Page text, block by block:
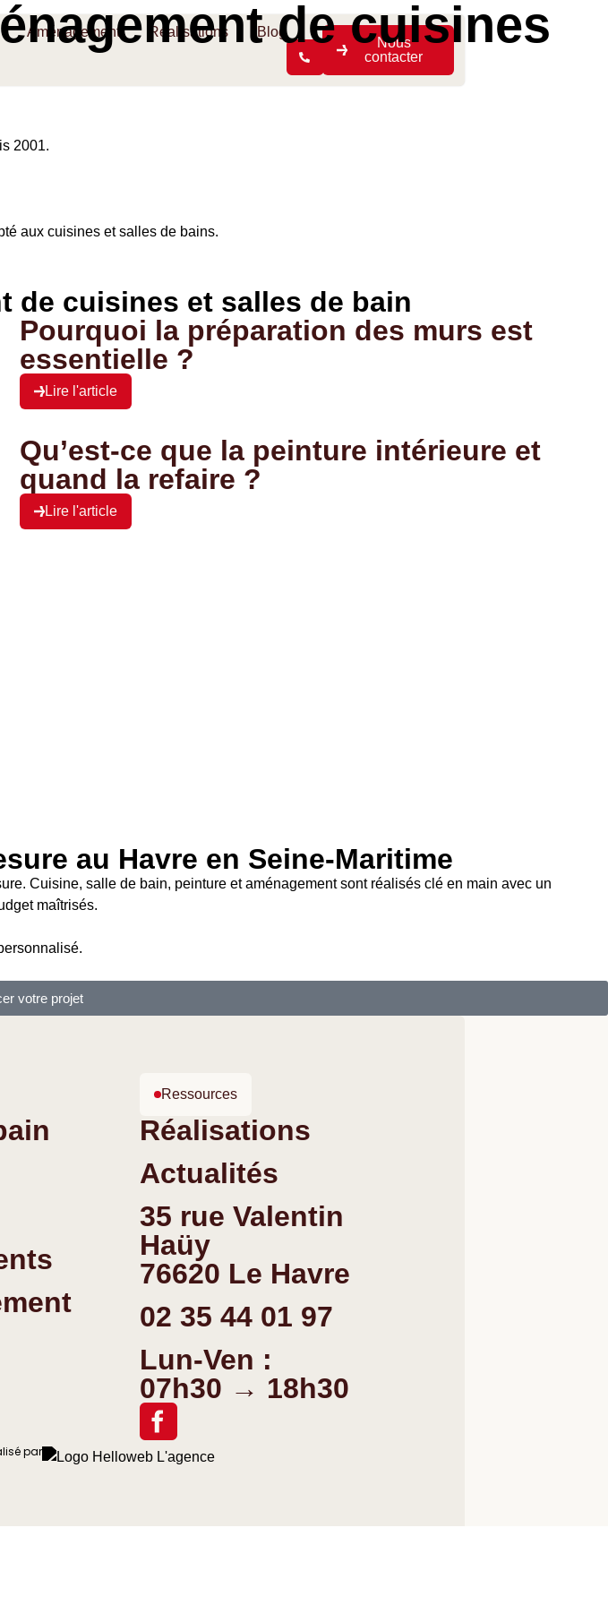
Aménagement Réalisations Blog
Nous
contacter
de cuisines
2001.
aux cuisines et salles de bains.
de cuisines et salles de bain
Pourquoi la préparation des murs est
essentielle ?
Lire l'article
Qu’est-ce que la peinture intérieure et
quand la refaire ?
Lire l'article
au Havre en Seine-Maritime
Cuisine, salle de bain, peinture et aménagement sont réalisés clé en main avec un
maîtrisés.
votre projet
Ressources
Réalisations
Actualités
35 rue Valentin
Haüy
76620 Le Havre
02 35 44 01 97
Lun-Ven :
07h30 → 18h30
par